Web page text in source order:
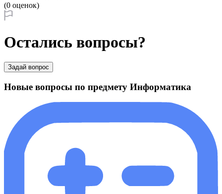
(0 оценок)
Остались вопросы?
Задай вопрос
Новые вопросы по предмету Информатика